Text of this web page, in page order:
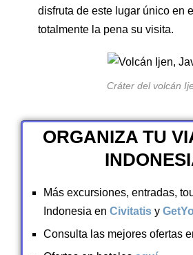
disfruta de este lugar único en
totalmente la pena su visita.
Cráter del volcán
ORGANIZA TU
Más excursiones, entradas,
Indonesia en Civitatis y
Consulta las mejores ofertas